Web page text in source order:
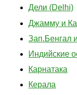
Дели (Delhi)
Джамму и
Зап.Бенгал
Индийские
Карнатака
Керала